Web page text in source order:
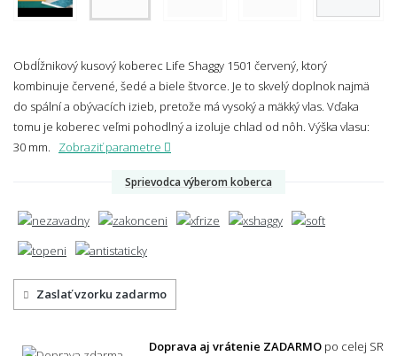
Obdĺžnikový kusový koberec Life Shaggy 1501 červený, ktorý
kombinuje červené, šedé a biele štvorce. Je to skvelý doplnok najmä
do spální a obývacích izieb, pretože má vysoký a mäkký vlas. Vďaka
tomu je koberec veľmi pohodlný a izoluje chlad od nôh. Výška vlasu:
30 mm.
Zobraziť parametre
Sprievodca výberom koberca
Zaslať vzorku zadarmo
Doprava aj vrátenie ZADARMO po celej SR